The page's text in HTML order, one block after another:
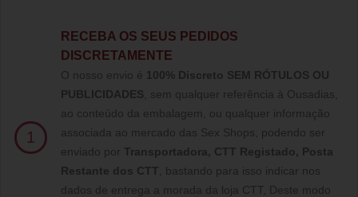
1
RECEBA OS SEUS PEDIDOS
DISCRETAMENTE
O nosso envio é 100% Discreto SEM RÓTULOS OU
PUBLICIDADES , sem qualquer referência à Ousadias,
ao conteúdo da embalagem, ou qualquer informação
associada ao mercado das Sex Shops, podendo ser
enviado por Transportadora, CTT Registado, Posta
Restante dos CTT , bastando para isso indicar nos
dados de entrega a morada da loja CTT, Deste modo